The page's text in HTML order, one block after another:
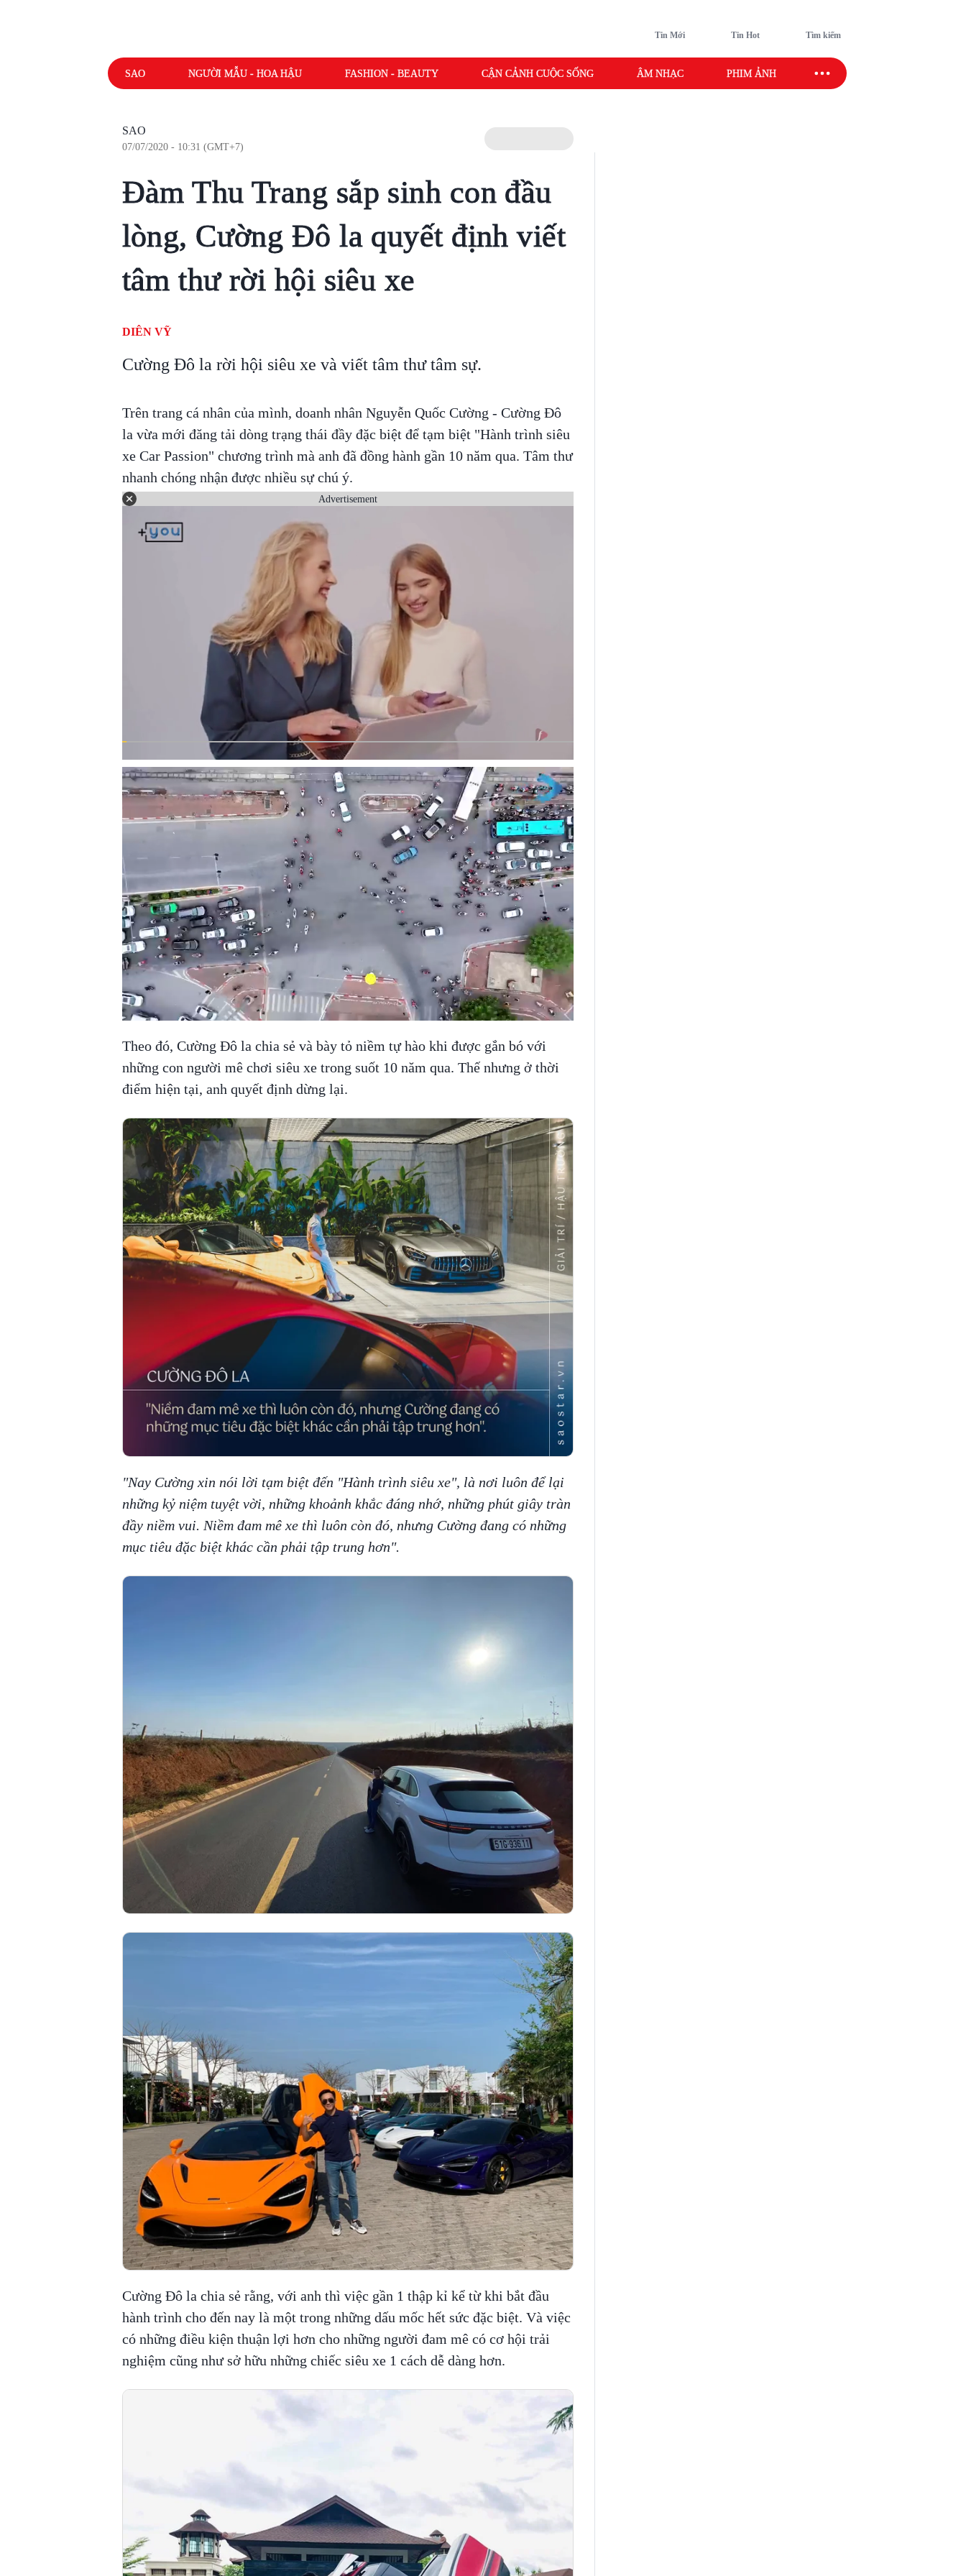
Tin Mới Tin Hot Tìm kiếm
SAO NGƯỜI MẪU - HOA HẬU FASHION - BEAUTY CẬN CẢNH CUỘC SỐNG ÂM NHẠC PHIM ẢNH SAO SPORT
SAO
07/07/2020 - 10:31 (GMT+7)
Đàm Thu Trang sắp sinh con đầu
lòng, Cường Đô la quyết định viết
tâm thư rời hội siêu xe
DIÊN VỸ
Cường Đô la rời hội siêu xe và viết tâm thư tâm sự.
Trên trang cá nhân của mình, doanh nhân Nguyễn Quốc Cường - Cường Đô
la vừa mới đăng tải dòng trạng thái đầy đặc biệt để tạm biệt "Hành trình siêu
xe Car Passion" chương trình mà anh đã đồng hành gần 10 năm qua. Tâm thư
nhanh chóng nhận được nhiều sự chú ý.
Advertisement
Theo đó, Cường Đô la chia sẻ và bày tỏ niềm tự hào khi được gắn bó với
những con người mê chơi siêu xe trong suốt 10 năm qua. Thế nhưng ở thời
điểm hiện tại, anh quyết định dừng lại.
"Nay Cường xin nói lời tạm biệt đến "Hành trình siêu xe", là nơi luôn để lại
những kỷ niệm tuyệt vời, những khoảnh khắc đáng nhớ, những phút giây tràn
đầy niềm vui. Niềm đam mê xe thì luôn còn đó, nhưng Cường đang có những
mục tiêu đặc biệt khác cần phải tập trung hơn".
Cường Đô la chia sẻ rằng, với anh thì việc gần 1 thập kỉ kể từ khi bắt đầu
hành trình cho đến nay là một trong những dấu mốc hết sức đặc biệt. Và việc
có những điều kiện thuận lợi hơn cho những người đam mê có cơ hội trải
nghiệm cũng như sở hữu những chiếc siêu xe 1 cách dễ dàng hơn.